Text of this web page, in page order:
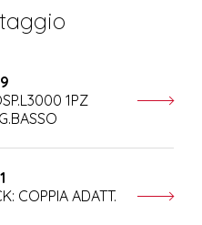
1PZ
COPPIA ADATT.